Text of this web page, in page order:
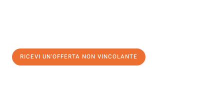
RICEVI UN'OFFERTA NON VINCOLANTE